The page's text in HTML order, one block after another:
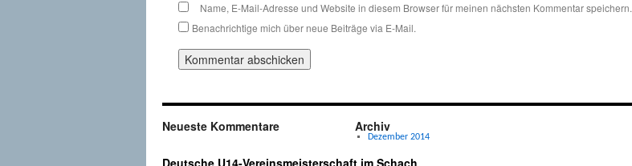
Name, E-Mail-Adresse und Website in diesem Browser für meinen nächsten Kommentar speichern.
Benachrichtige mich über neue Beiträge via E-Mail.
Neueste Kommentare Archiv
Dezember 2014
Deutsche U14-Vereinsmeisterschaft im Schach